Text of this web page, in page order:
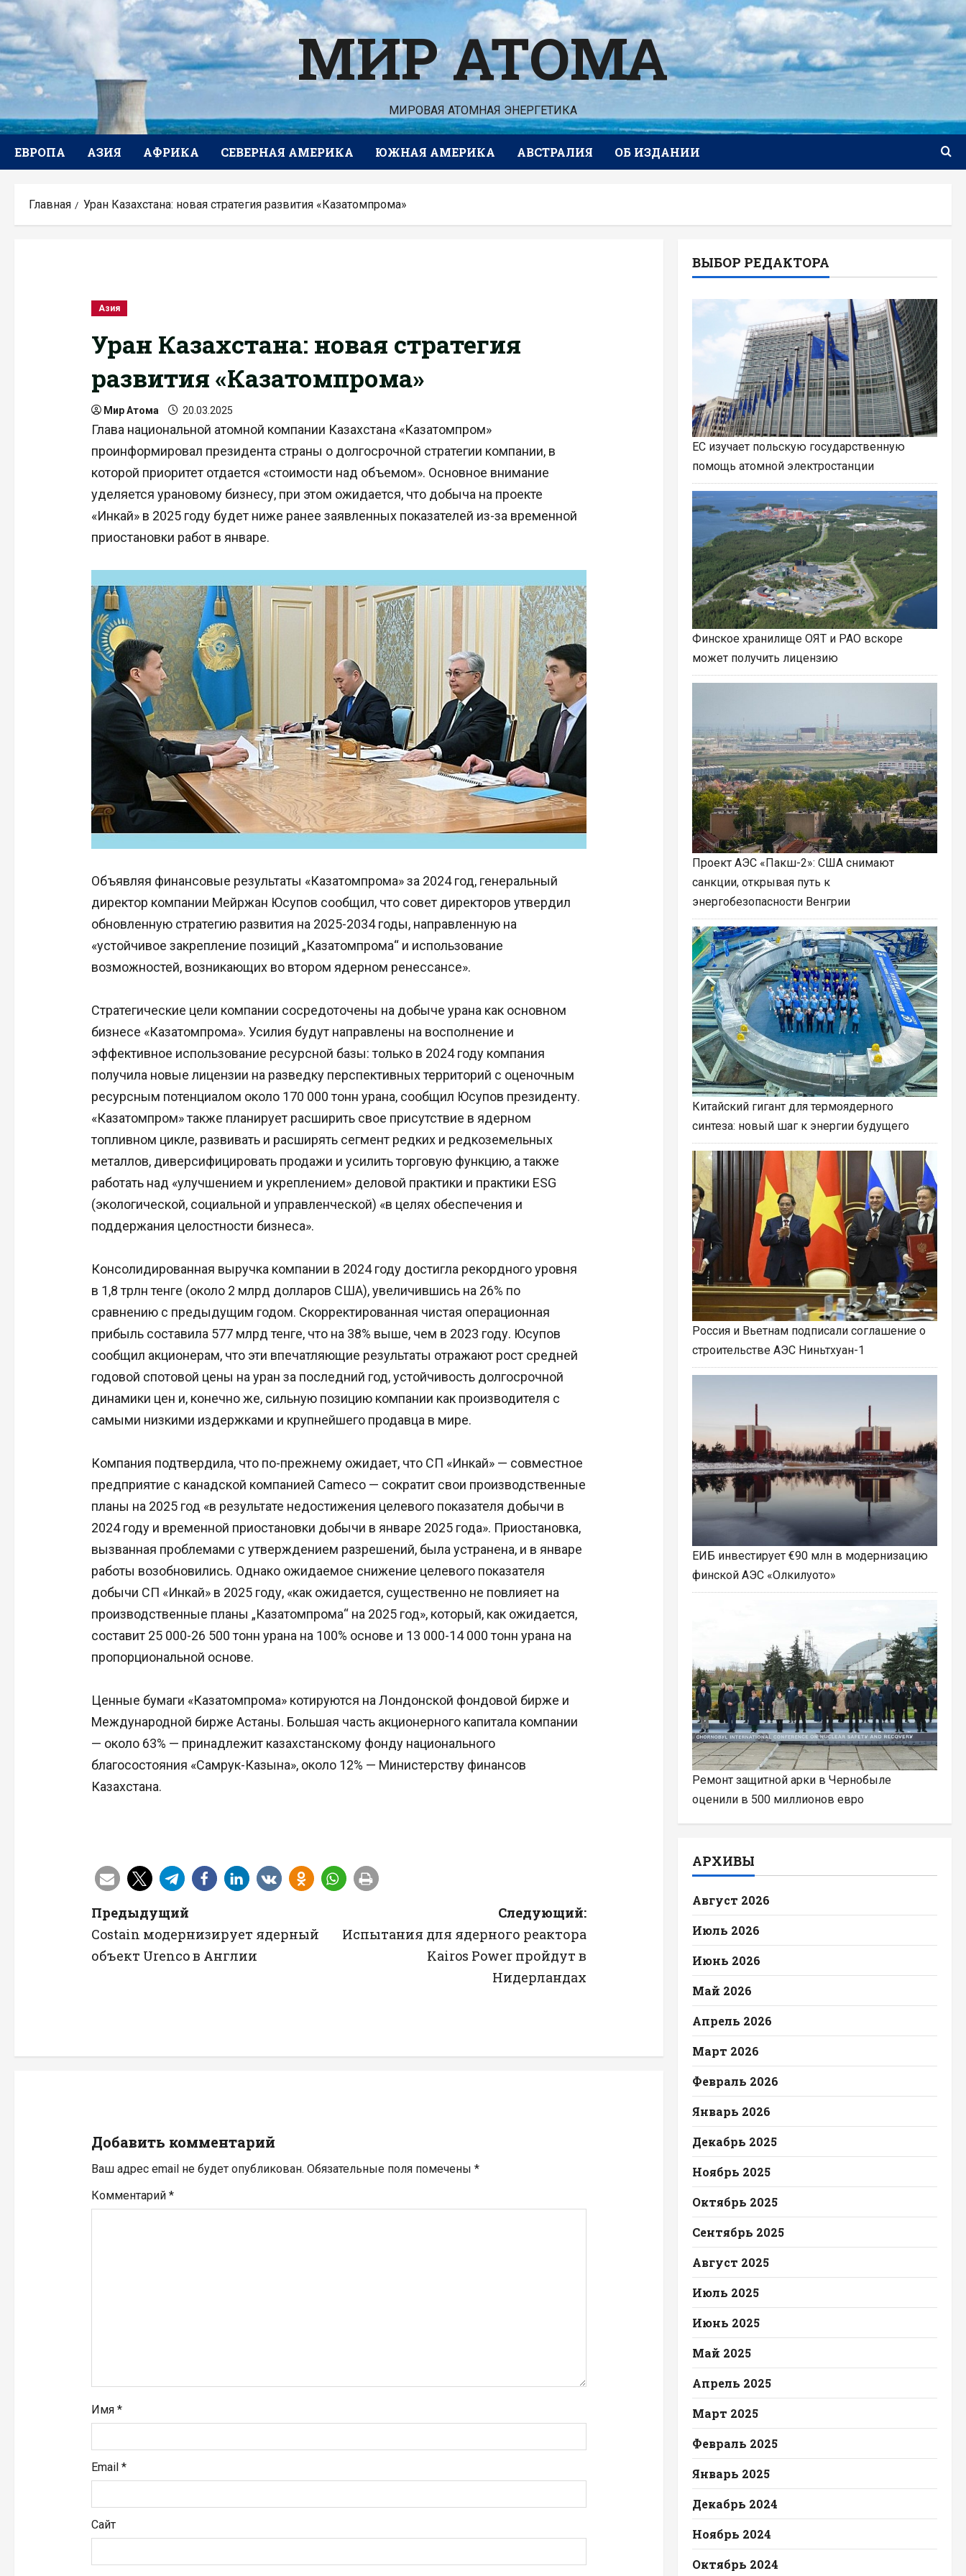
Перейти
к
содержимому
МИР АТОМА
МИРОВАЯ АТОМНАЯ ЭНЕРГЕТИКА
ЕВРОПА АЗИЯ АФРИКА СЕВЕРНАЯ АМЕРИКА ЮЖНАЯ АМЕРИКА АВСТРАЛИЯ ОБ ИЗДАНИИ
Главная Уран Казахстана: новая стратегия развития «Казатомпрома»
Азия
Уран Казахстана: новая стратегия
развития «Казатомпрома»
Мир Атома 20.03.2025
Глава национальной атомной компании Казахстана «Казатомпром»
проинформировал президента страны о долгосрочной стратегии компании, в
которой приоритет отдается «стоимости над объемом». Основное внимание
уделяется урановому бизнесу, при этом ожидается, что добыча на проекте
«Инкай» в 2025 году будет ниже ранее заявленных показателей из-за временной
приостановки работ в январе.
Объявляя финансовые результаты «Казатомпрома» за 2024 год, генеральный
директор компании Мейржан Юсупов сообщил, что совет директоров утвердил
обновленную стратегию развития на 2025-2034 годы, направленную на
«устойчивое закрепление позиций „Казатомпрома“ и использование
возможностей, возникающих во втором ядерном ренессансе».
Стратегические цели компании сосредоточены на добыче урана как основном
бизнесе «Казатомпрома». Усилия будут направлены на восполнение и
эффективное использование ресурсной базы: только в 2024 году компания
получила новые лицензии на разведку перспективных территорий с оценочным
ресурсным потенциалом около 170 000 тонн урана, сообщил Юсупов президенту.
«Казатомпром» также планирует расширить свое присутствие в ядерном
топливном цикле, развивать и расширять сегмент редких и редкоземельных
металлов, диверсифицировать продажи и усилить торговую функцию, а также
работать над «улучшением и укреплением» деловой практики и практики ESG
(экологической, социальной и управленческой) «в целях обеспечения и
поддержания целостности бизнеса».
Консолидированная выручка компании в 2024 году достигла рекордного уровня
в 1,8 трлн тенге (около 2 млрд долларов США), увеличившись на 26% по
сравнению с предыдущим годом. Скорректированная чистая операционная
прибыль составила 577 млрд тенге, что на 38% выше, чем в 2023 году. Юсупов
сообщил акционерам, что эти впечатляющие результаты отражают рост средней
годовой спотовой цены на уран за последний год, устойчивость долгосрочной
динамики цен и, конечно же, сильную позицию компании как производителя с
самыми низкими издержками и крупнейшего продавца в мире.
Компания подтвердила, что по-прежнему ожидает, что СП «Инкай» — совместное
предприятие с канадской компанией Cameco — сократит свои производственные
планы на 2025 год «в результате недостижения целевого показателя добычи в
2024 году и временной приостановки добычи в январе 2025 года». Приостановка,
вызванная проблемами с утверждением разрешений, была устранена, и в январе
работы возобновились. Однако ожидаемое снижение целевого показателя
добычи СП «Инкай» в 2025 году, «как ожидается, существенно не повлияет на
производственные планы „Казатомпрома“ на 2025 год», который, как ожидается,
составит 25 000-26 500 тонн урана на 100% основе и 13 000-14 000 тонн урана на
пропорциональной основе.
Ценные бумаги «Казатомпрома» котируются на Лондонской фондовой бирже и
Международной бирже Астаны. Большая часть акционерного капитала компании
— около 63% — принадлежит казахстанскому фонду национального
благосостояния «Самрук-Казына», около 12% — Министерству финансов
Казахстана.
Н
а
а
я
п
о
я
м
Предыдущий
Costain модернизирует ядерный
объект Urenco в Англии
Следующий:
Испытания для ядерного реактора
Kairos Power пройдут в
Нидерландах
Добавить комментарий
Ваш адрес email не будет опубликован. Обязательные поля помечены *
Комментарий *
Имя *
Email *
Сайт
ВЫБОР РЕДАКТОРА
ЕС изучает польскую государственную
помощь атомной электростанции
Финское хранилище ОЯТ и РАО вскоре
может получить лицензию
Проект АЭС «Пакш-2»: США снимают
санкции, открывая путь к
энергобезопасности Венгрии
Китайский гигант для термоядерного
синтеза: новый шаг к энергии будущего
Россия и Вьетнам подписали соглашение о
строительстве АЭС Ниньтхуан-1
ЕИБ инвестирует €90 млн в модернизацию
финской АЭС «Олкилуото»
Ремонт защитной арки в Чернобыле
оценили в 500 миллионов евро
АРХИВЫ
Август 2026
Июль 2026
Июнь 2026
Май 2026
Апрель 2026
Март 2026
Февраль 2026
Январь 2026
Декабрь 2025
Ноябрь 2025
Октябрь 2025
Сентябрь 2025
Август 2025
Июль 2025
Июнь 2025
Май 2025
Апрель 2025
Март 2025
Февраль 2025
Январь 2025
Декабрь 2024
Ноябрь 2024
Октябрь 2024